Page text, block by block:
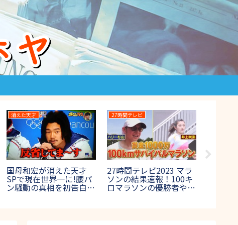
THE DANCE DAY
THE DANCE DAY(ザダン
スデイ)2022の結果＆優
勝速報！出場者(決勝進
大食い王決定戦
大食い王決定戦2023の
結果＆優勝者！出場者や
ゲスト出演者も紹介【テ